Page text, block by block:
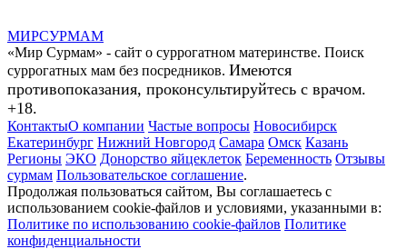
МИРСУРМАМ
«Мир Сурмам» - сайт о суррогатном материнстве. Поиск
суррогатных мам без посредников. Имеются
противопоказания, проконсультируйтесь с врачом.
+18.
КонтактыО компании Частые вопросы Новосибирск
Екатеринбург Нижний Новгород Самара Омск Казань
Регионы ЭКО Донорство яйцеклеток Беременность Отзывы
сурмам Пользовательское соглашение.
Продолжая пользоваться сайтом, Вы соглашаетесь с
использованием cookie-файлов и условиями, указанными в:
Политике по использованию cookie-файлов Политике
конфиденциальности